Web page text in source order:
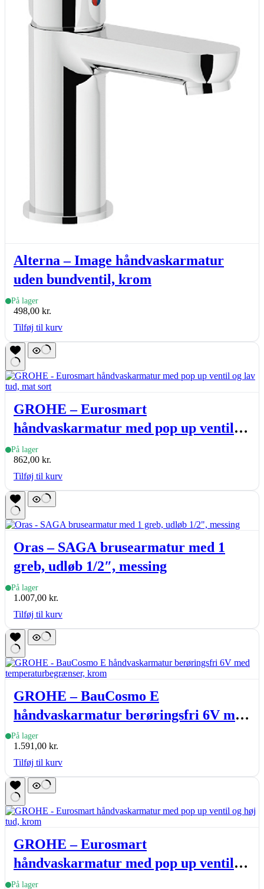
Alterna – Image håndvaskarmatur
uden bundventil, krom
På lager
498,00 kr.
Tilføj til kurv
GROHE – Eurosmart
håndvaskarmatur med pop up ventil
og lav tud, mat sort
På lager
862,00 kr.
Tilføj til kurv
Oras – SAGA brusearmatur med 1
greb, udløb 1/2″, messing
På lager
1.007,00 kr.
Tilføj til kurv
GROHE – BauCosmo E
håndvaskarmatur berøringsfri 6V med
temperaturbegrænser, krom
På lager
1.591,00 kr.
Tilføj til kurv
GROHE – Eurosmart
håndvaskarmatur med pop up ventil
og høj tud, krom
På lager